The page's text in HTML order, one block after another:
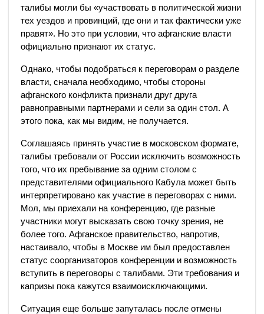
талибы могли бы «участвовать в политической жизни
тех уездов и провинций, где они и так фактически уже
правят». Но это при условии, что афганские власти
официально признают их статус.
Однако, чтобы подобраться к переговорам о разделе
власти, сначала необходимо, чтобы стороны
афганского конфликта признали друг друга
равноправными партнерами и сели за один стол. А
этого пока, как мы видим, не получается.
Соглашаясь принять участие в московском формате,
талибы требовали от России исключить возможность
того, что их пребывание за одним столом с
представителями официального Кабула может быть
интерпретировано как участие в переговорах с ними.
Мол, мы приехали на конференцию, где разные
участники могут высказать свою точку зрения, не
более того. Афганское правительство, напротив,
настаивало, чтобы в Москве им был предоставлен
статус соорганизаторов конференции и возможность
вступить в переговоры с талибами. Эти требования и
капризы пока кажутся взаимоисключающими.
Ситуация еще больше запуталась после отмены